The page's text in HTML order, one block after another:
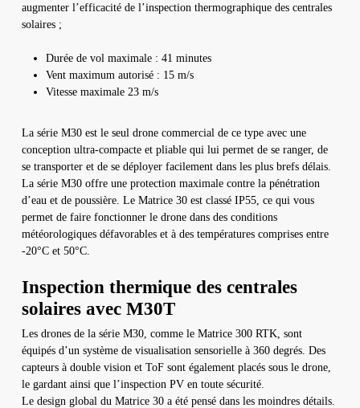
augmenter l’efficacité de l’inspection thermographique des centrales
solaires ;
Durée de vol maximale : 41 minutes
Vent maximum autorisé : 15 m/s
Vitesse maximale 23 m/s
La série M30 est le seul drone commercial de ce type avec une
conception ultra-compacte et pliable qui lui permet de se ranger, de
se transporter et de se déployer facilement dans les plus brefs délais.
La série M30 offre une protection maximale contre la pénétration
d’eau et de poussière. Le Matrice 30 est classé IP55, ce qui vous
permet de faire fonctionner le drone dans des conditions
météorologiques défavorables et à des températures comprises entre
-20°C et 50°C.
Inspection thermique des centrales
solaires avec M30T
Les drones de la série M30, comme le Matrice 300 RTK, sont
équipés d’un système de visualisation sensorielle à 360 degrés. Des
capteurs à double vision et ToF sont également placés sous le drone,
le gardant ainsi que l’inspection PV en toute sécurité.
Le design global du Matrice 30 a été pensé dans les moindres détails.